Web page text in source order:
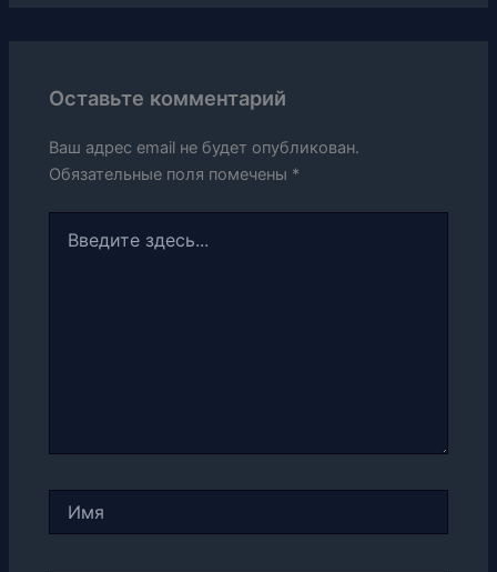
Оставьте комментарий
Ваш адрес email не будет опубликован.
Обязательные поля помечены *
здесь...